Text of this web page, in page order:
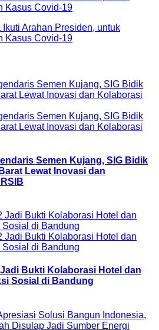
Arahan Presiden, untuk
Kasus Covid-19
Semen Kujang, SIG Bidik
Lewat Inovasi dan
Bukti Kolaborasi Hotel dan
Sosial di Bandung